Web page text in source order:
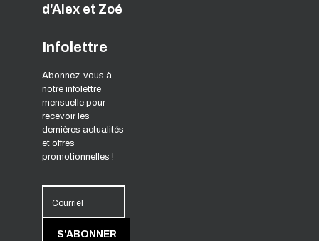
d'Alex et Zoé
Infolettre
Abonnez-vous à
notre infolettre
mensuelle pour
recevoir les
dernières actualités
et offres
promotionnelles !
Courriel
S'ABONNER